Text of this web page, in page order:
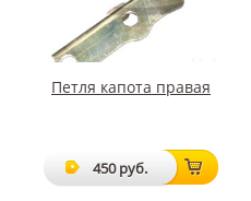
Петля капота правая
450 руб.